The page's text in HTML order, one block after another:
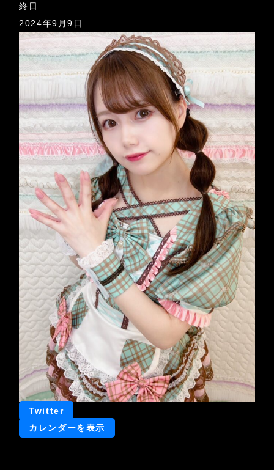
水
緒
み
み
プ
デ
ュ
ー
ス
カ
フ
ェ
終日
2024年9月9日
Twitter
カレンダーを表示